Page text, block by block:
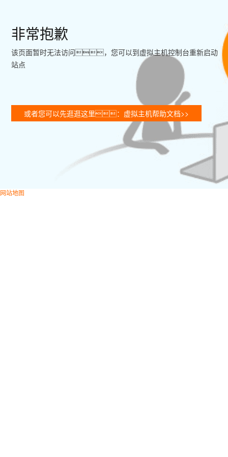
非常抱歉
该页面暂时无法访问，您可以到虚拟主机控制台重新启动
站点
或者您可以先逛逛这里：虚拟主机帮助文档>>
网站地图